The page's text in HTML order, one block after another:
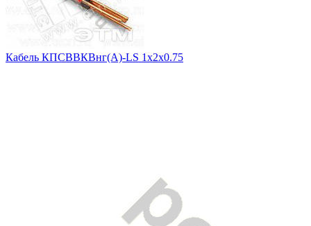
Кабель КПСВВКВнг(А)-LS 1x2x0.75